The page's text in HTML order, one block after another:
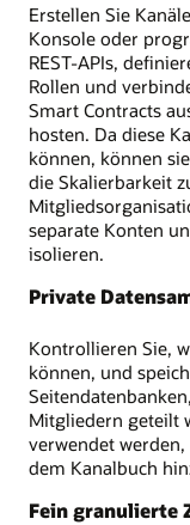
Erstellen Sie
Konsole oder
REST-APIs,
Rollen und
Smart Contracts
hosten. Da diese
können, können
die Skalierbarkeit
separate Konten
isolieren.
Private
Kontrollieren Sie,
können, und
Mitgliedern geteilt
verwendet
dem Kanalbuch
Fein granulierte